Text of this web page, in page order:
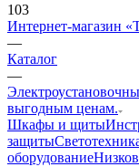
103
Интернет-магазин
—
Каталог
—
выгодным ценам.
Шкафы и щиты
защиты
оборудование